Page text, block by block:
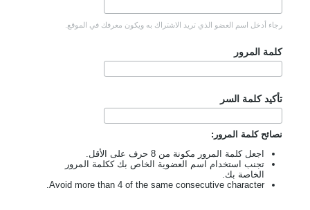
رجاء أدخل اسم العضو الذي تريد الاشتراك به ويكون معرفك في الموقع.
كلمة المرور
تأكيد كلمة السر
نصائح كلمة المرور:
اجعل كلمة المرور مكونة من 8 حرف على الأقل.
تجنب استخدام اسم العضوية الخاص بك ككلمة المرور
الخاصة بك.
Avoid more than 4 of the same consecutive character.